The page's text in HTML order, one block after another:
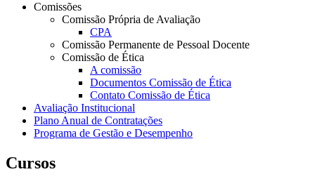
Comissões
Comissão Própria de Avaliação
CPA
Comissão Permanente de Pessoal Docente
Comissão de Ética
A comissão
Documentos Comissão de Ética
Contato Comissão de Ética
Avaliação Institucional
Plano Anual de Contratações
Programa de Gestão e Desempenho
Cursos